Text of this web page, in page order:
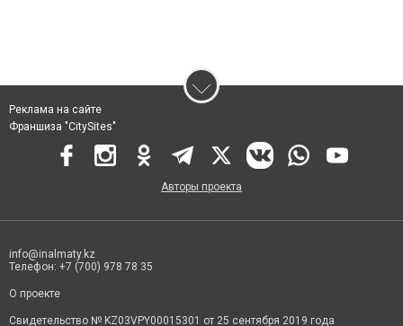
Реклама на сайте
Франшиза "CitySites"
Авторы проекта
info@inalmaty.kz
Телефон: +7 (700) 978 78 35
О проекте
Свидетельство № KZ03VPY00015301 от 25 сентября 2019 года